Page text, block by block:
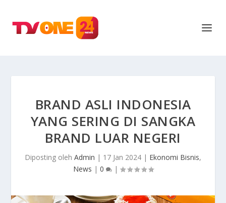
BRAND ASLI INDONESIA
YANG SERING DI SANGKA
BRAND LUAR NEGERI
Diposting oleh Admin | 17 Jan 2024 | Ekonomi Bisnis,
News | 0 |